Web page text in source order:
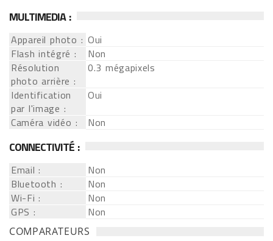
MULTIMEDIA :
Appareil photo : Oui
Flash intégré :
Non
Résolution
photo arrière :
0.3 mégapixels
Identification
par l'image :
Oui
Caméra vidéo :
Non
CONNECTIVITÉ :
Email :
Non
Bluetooth :
Non
Wi-Fi :
Non
GPS :
Non
COMPARATEURS